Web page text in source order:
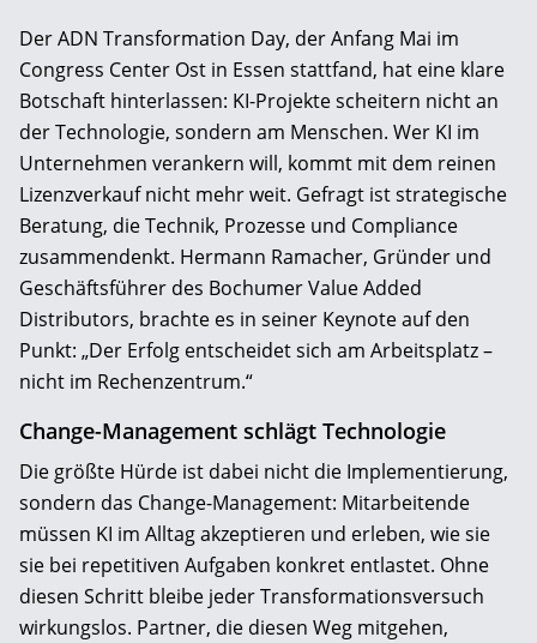
Der ADN Transformation Day, der Anfang Mai im
Congress Center Ost in Essen stattfand, hat eine klare
Botschaft hinterlassen: KI-Projekte scheitern nicht an
der Technologie, sondern am Menschen. Wer KI im
Unternehmen verankern will, kommt mit dem reinen
Lizenzverkauf nicht mehr weit. Gefragt ist strategische
Beratung, die Technik, Prozesse und Compliance
zusammendenkt. Hermann Ramacher, Gründer und
Geschäftsführer des Bochumer Value Added
Distributors, brachte es in seiner Keynote auf den
Punkt: „Der Erfolg entscheidet sich am Arbeitsplatz –
nicht im Rechenzentrum.“
Change-Management schlägt Technologie
Die größte Hürde ist dabei nicht die Implementierung,
sondern das Change-Management: Mitarbeitende
müssen KI im Alltag akzeptieren und erleben, wie sie
sie bei repetitiven Aufgaben konkret entlastet. Ohne
diesen Schritt bleibe jeder Transformationsversuch
wirkungslos. Partner, die diesen Weg mitgehen,